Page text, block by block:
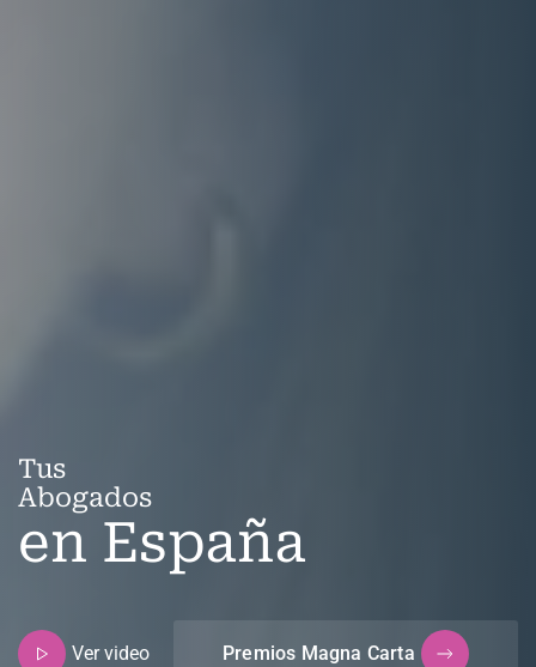
Tus
Abogados
en España
Ver video Premios Magna Carta